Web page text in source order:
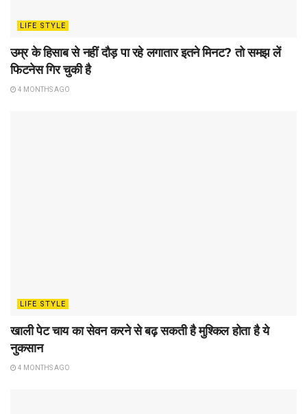
LIFE STYLE
उम्र के हिसाब से नहीं दौड़ पा रहे लगातार इतने मिनट? तो समझ लें
फिटनेस गिर चुकी है
4 MONTHS AGO
LIFE STYLE
खाली पेट चाय का सेवन करने से बढ़ सकती है मुश्किल होता है ये
नुकसान
4 MONTHS AGO